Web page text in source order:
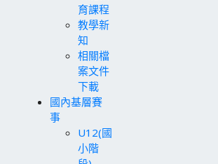
育課程
教學新
知
相關檔
案文件
下載
國內基層賽
事
U12(國
小階